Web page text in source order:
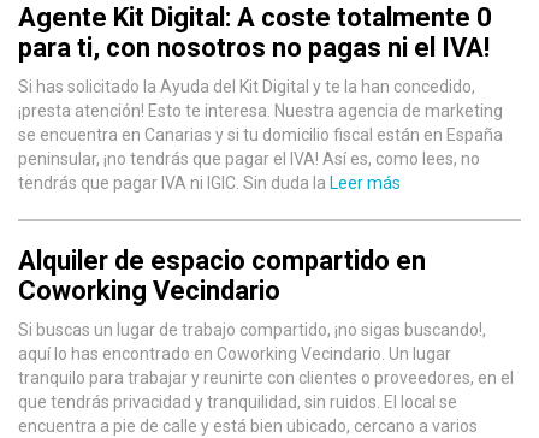
Agente Kit Digital: A coste totalmente 0
para ti, con nosotros no pagas ni el IVA!
Si has solicitado la Ayuda del Kit Digital y te la han concedido,
¡presta atención! Esto te interesa. Nuestra agencia de marketing
se encuentra en Canarias y si tu domicilio fiscal están en España
peninsular, ¡no tendrás que pagar el IVA! Así es, como lees, no
tendrás que pagar IVA ni IGIC. Sin duda la Leer más
Alquiler de espacio compartido en
Coworking Vecindario
Si buscas un lugar de trabajo compartido, ¡no sigas buscando!,
aquí lo has encontrado en Coworking Vecindario. Un lugar
tranquilo para trabajar y reunirte con clientes o proveedores, en el
que tendrás privacidad y tranquilidad, sin ruidos. El local se
encuentra a pie de calle y está bien ubicado, cercano a varios